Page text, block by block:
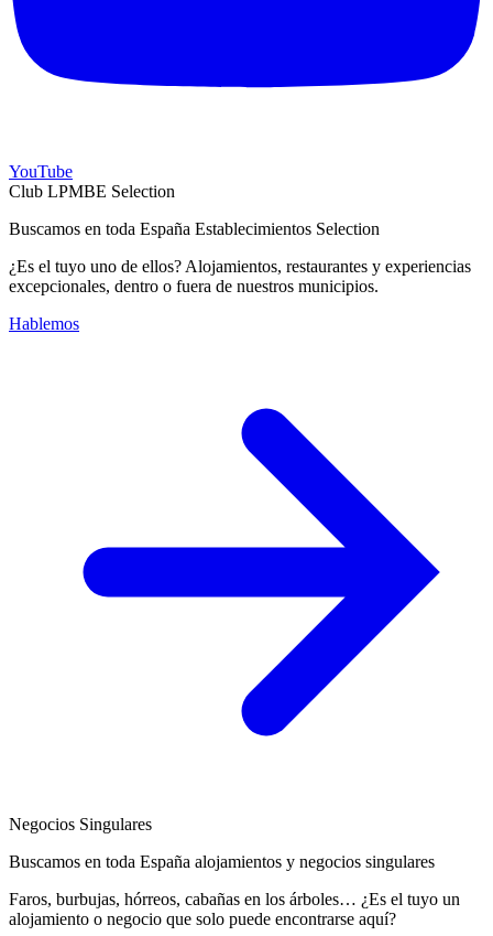
YouTube
Club LPMBE Selection
Buscamos en toda España Establecimientos Selection
¿Es el tuyo uno de ellos? Alojamientos, restaurantes y experiencias
excepcionales, dentro o fuera de nuestros municipios.
Hablemos
Negocios Singulares
Buscamos en toda España alojamientos y negocios singulares
Faros, burbujas, hórreos, cabañas en los árboles… ¿Es el tuyo un
alojamiento o negocio que solo puede encontrarse aquí?